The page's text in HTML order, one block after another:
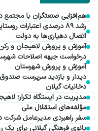
هم‌افزایی صنعتگران با مجتمع
رشد ۸۹ درصدی اعتبارات
اتصال دهیاری‌ها به دولت
آموزش و پرورش لاهیجان و
درخواست جبهه اصلاحات
آموزش و پرورش شهرستان
دیدار و بازدید سرپرست
دخانیات گیلان
مدیریت در ایستگاه تکرار؛
مؤلفه‌های استقلال ملی
سفر راهبردی مدیرعامل شرکت
بانوی فرهنگی گیلانی برای یک